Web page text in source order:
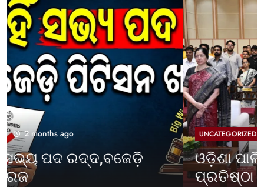
UNCATEGORIZED
ଓଡ଼ିଶା ପାଳିଲା ପଶ୍ଚିମବଙ୍ଗ
ପ୍ରତିଷ୍ଠା ଦିବସ